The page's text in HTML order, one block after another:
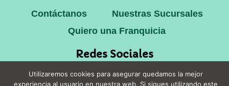
Contáctanos
Nuestras Sucursales
Quiero una Franquicia
Redes Sociales
Utilizaremos cookies para asegurar quedamos la mejor
experiencia al usuario en nuestra web. Si sigues utilizando este